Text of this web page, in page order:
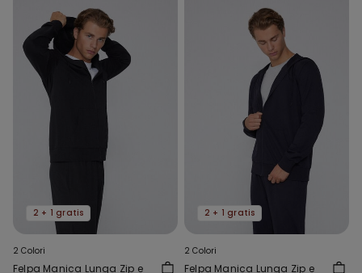
2 + 1 gratis
2 Colori
Felpa Manica Lunga Zip e
2 + 1 gratis
2 Colori
Felpa Manica Lunga Zip e